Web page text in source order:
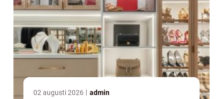
02 augusti 2026 admin